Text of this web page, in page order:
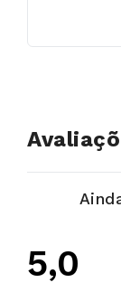
5,0